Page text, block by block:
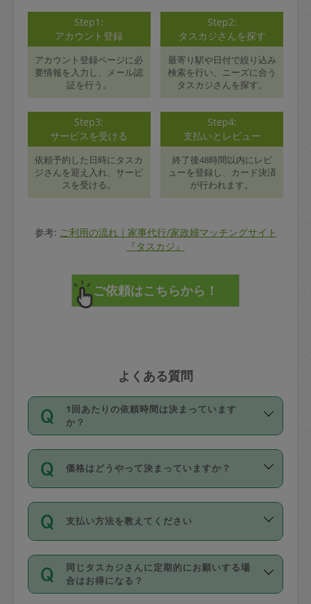
Step1:
アカウント登録
アカウント登録ページに必
要情報を入力し、メール認
証を行う。
Step2:
タスカジさんを探す
最寄り駅や日付で絞り込み
検索を行い、ニーズに合う
タスカジさんを探す。
Step3:
サービスを受ける
依頼予約した日時にタスカ
ジさんを迎え入れ、サービ
スを受ける。
Step4:
支払いとレビュー
終了後48時間以内にレビ
ューを登録し、カード決済
が行われます。
参考: ご利用の流れ｜家事代行/家政婦マッチングサイト
『タスカジ』
よくある質問
1回あたりの依頼時間は決まっています
か？
依頼1回につき3時間固定です。3時間を
超えて依頼したい場合は、延長機能をご
利用ください。機能をご利用いただくに
の上事前申請することが必要です。な
お、3時間を下回っても、値引き等はござ
いません。
価格はどうやって決まっていますか？
11種類の価格帯の中からタスカジさん自
身が価格を選んで設定しています。
タスカジさんの価格設定には最初は制限
があり、レビュー件数、レビューの平均
値、などで除々に設定可能な最高額が上
がっていく仕組みになっています。
支払い方法を教えてください
お支払方法はクレジットカード（Visa／
Master／JCB／AMERICAN EXPRESS／
Diners Club）のみとなります。
同じタスカジさんに定期的にお願いする場
合はお得になる？